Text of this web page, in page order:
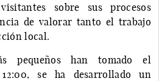
sobre sus procesos
de valorar tanto el trabajo
local.
pequeños han tomado el
se ha desarrollado un